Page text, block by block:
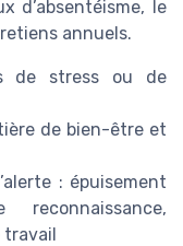
d’absentéisme, le
annuels.
de stress ou de
de bien-être et
: épuisement
travail